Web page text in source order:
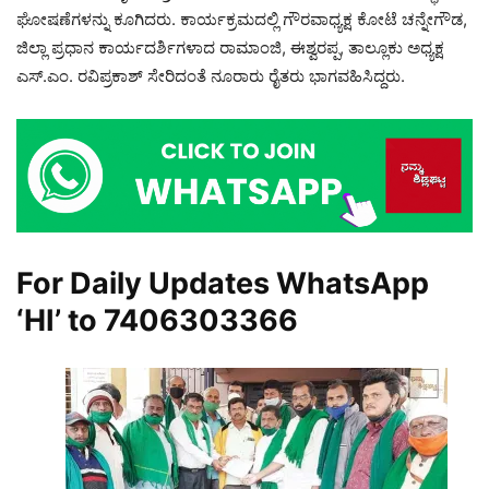
ಘೋಷಣೆಗಳನ್ನು ಕೂಗಿದರು. ಕಾರ್ಯಕ್ರಮದಲ್ಲಿ ಗೌರವಾಧ್ಯಕ್ಷ ಕೋಟೆ ಚನ್ನೇಗೌಡ,
ಜಿಲ್ಲಾ ಪ್ರಧಾನ ಕಾರ್ಯದರ್ಶಿಗಳಾದ ರಾಮಾಂಜಿ, ಈಶ್ವರಪ್ಪ, ತಾಲ್ಲೂಕು ಅಧ್ಯಕ್ಷ
ಎಸ್.ಎಂ. ರವಿಪ್ರಕಾಶ್ ಸೇರಿದಂತೆ ನೂರಾರು ರೈತರು ಭಾಗವಹಿಸಿದ್ದರು.
For Daily Updates WhatsApp
‘HI’ to 7406303366